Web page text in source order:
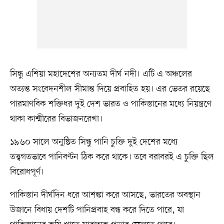
সিন্ধু এশিয়া মহাদেশের অন্যতম দীর্ঘ নদী। এটি এ অঞ্চলের
অত্যন্ত সংবেদনশীল সীমান্ত দিয়ে প্রবাহিত হয়। এর ভেতর রয়েছে
পারমাণবিক শক্তিধর দুই দেশ ভারত ও পাকিস্তানের মধ্যে নিয়ন্ত্রণে
থাকা কাশ্মীরের বিভাজনরেখা।
১৯৬০ সালে অনুষ্ঠিত সিন্ধু পানি চুক্তি দুই দেশের মধ্যে
তত্ত্বগতভাবে পানিবণ্টন ঠিক করে থাকে। তবে বরাবরই এ চুক্তি ছিল
বিরোধপূর্ণ।
পাকিস্তান দীর্ঘদিন ধরে আশঙ্কা করে আসছে, ভারতের অবস্থান
উজানে বিধায় দেশটি পানিপ্রবাহ বন্ধ করে দিতে পারে, যা